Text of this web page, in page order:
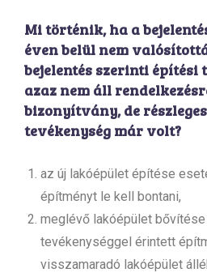
Mi történik, ha a
éven belül nem
bejelentés szerinti építési
azaz nem áll
bizonyítvány, de
tevékenység már volt?
az új lakóépület építése
építményt le kell bontani,
meglévő lakóépület
tevékenységgel érintett
visszamaradó lakóépület